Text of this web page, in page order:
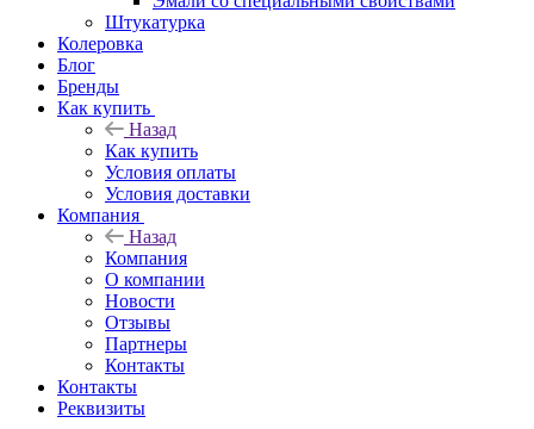
Штукатурка
Колеровка
Блог
Бренды
Как купить
Назад
Как купить
Условия оплаты
Условия доставки
Компания
Назад
Компания
О компании
Новости
Отзывы
Партнеры
Контакты
Контакты
Реквизиты